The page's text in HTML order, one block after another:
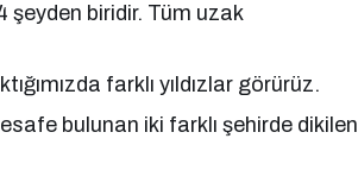
şeyden biridir. Tüm uzak
farklı yıldızlar görürüz.
bulunan iki farklı şehirde dikilen